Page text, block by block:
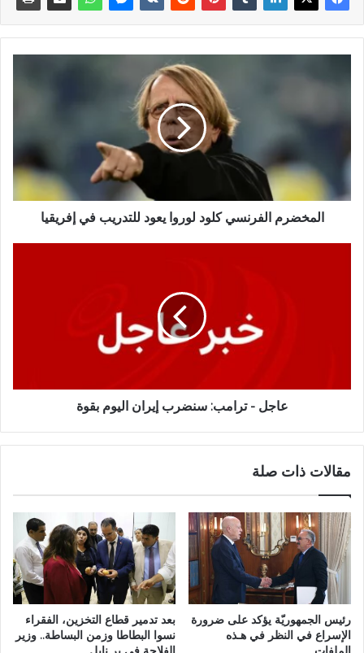
المخضرم الفرنسي كلود ​لوروا يعود للتدريب في إفريقيا
عاجل - ترامب: سنضرب إيران اليوم بقوة
مقالات ذات صلة
رئيس الجمهوريّة يؤكد على ضرورة
الإسراع في النظر في هـذه
بعد تدمير قطاع التخزين، الفقراء
نسوا البطاطا وزمن البساطة.. وزير